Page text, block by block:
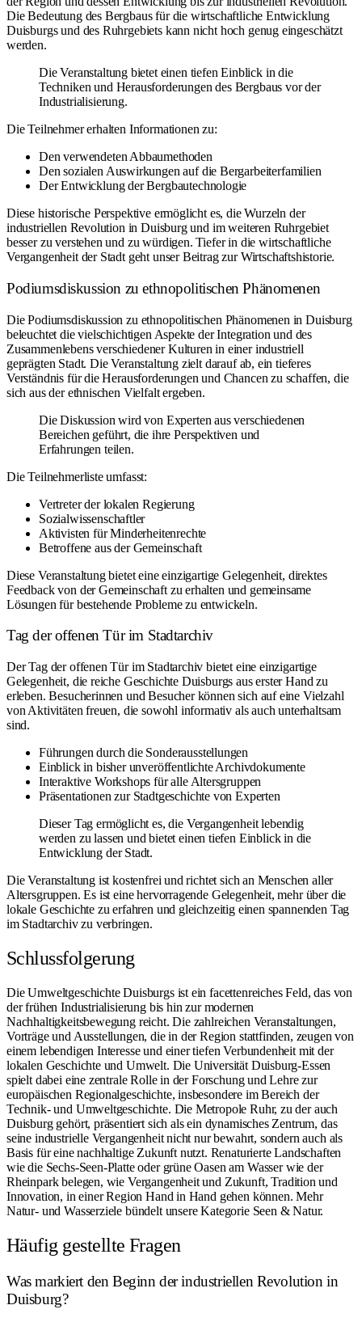
Die Bedeutung des Bergbaus für die wirtschaftliche Entwicklung
Duisburgs und des Ruhrgebiets kann nicht hoch genug eingeschätzt
werden.
Die Veranstaltung bietet einen tiefen Einblick in die
Techniken und Herausforderungen des Bergbaus vor der
Industrialisierung.
Die Teilnehmer erhalten Informationen zu:
Den verwendeten Abbaumethoden
Den sozialen Auswirkungen auf die Bergarbeiterfamilien
Der Entwicklung der Bergbautechnologie
Diese historische Perspektive ermöglicht es, die Wurzeln der
industriellen Revolution in Duisburg und im weiteren Ruhrgebiet
besser zu verstehen und zu würdigen. Tiefer in die wirtschaftliche
Vergangenheit der Stadt geht unser Beitrag zurWirtschaftshistorie.
Podiumsdiskussion zu ethnopolitischen Phänomenen
Die Podiumsdiskussion zu ethnopolitischen Phänomenen in Duisburg
beleuchtet die vielschichtigen Aspekte der Integration und des
Zusammenlebens verschiedener Kulturen in einer industriell
geprägten Stadt. Die Veranstaltung zielt darauf ab, ein tieferes
Verständnis für die Herausforderungen und Chancen zu schaffen, die
sich aus der ethnischen Vielfalt ergeben.
Die Diskussion wird von Experten aus verschiedenen
Bereichen geführt, die ihre Perspektiven und
Erfahrungen teilen.
Die Teilnehmerliste umfasst:
Vertreter der lokalen Regierung
Sozialwissenschaftler
Aktivisten für Minderheitenrechte
Betroffene aus der Gemeinschaft
Diese Veranstaltung bietet eine einzigartige Gelegenheit, direktes
Feedback von der Gemeinschaft zu erhalten und gemeinsame
Lösungen für bestehende Probleme zu entwickeln.
Tag der offenen Tür im Stadtarchiv
Der Tag der offenen Tür im Stadtarchiv bietet eine einzigartige
Gelegenheit, die reiche Geschichte Duisburgs aus erster Hand zu
erleben. Besucherinnen und Besucher können sich auf eine Vielzahl
von Aktivitäten freuen, die sowohl informativ als auch unterhaltsam
sind.
Führungen durch die Sonderausstellungen
Einblick in bisher unveröffentlichte Archivdokumente
Interaktive Workshops für alle Altersgruppen
Präsentationen zur Stadtgeschichte von Experten
Dieser Tag ermöglicht es, die Vergangenheit lebendig
werden zu lassen und bietet einen tiefen Einblick in die
Entwicklung der Stadt.
Die Veranstaltung ist kostenfrei und richtet sich an Menschen aller
Altersgruppen. Es ist eine hervorragende Gelegenheit, mehr über die
lokale Geschichte zu erfahren und gleichzeitig einen spannenden Tag
im Stadtarchiv zu verbringen.
Schlussfolgerung
Die Umweltgeschichte Duisburgs ist ein facettenreiches Feld, das von
der frühen Industrialisierung bis hin zur modernen
Nachhaltigkeitsbewegung reicht. Die zahlreichen Veranstaltungen,
Vorträge und Ausstellungen, die in der Region stattfinden, zeugen von
einem lebendigen Interesse und einer tiefen Verbundenheit mit der
lokalen Geschichte und Umwelt. Die Universität Duisburg-Essen
spielt dabei eine zentrale Rolle in der Forschung und Lehre zur
europäischen Regionalgeschichte, insbesondere im Bereich der
Technik- und Umweltgeschichte. Die Metropole Ruhr, zu der auch
Duisburg gehört, präsentiert sich als ein dynamisches Zentrum, das
seine industrielle Vergangenheit nicht nur bewahrt, sondern auch als
Basis für eine nachhaltige Zukunft nutzt. Renaturierte Landschaften
wie die Sechs-Seen-Platteoder grüne Oasen am Wasser wie der
Rheinparkbelegen, wie Vergangenheit und Zukunft, Tradition und
Innovation, in einer Region Hand in Hand gehen können. Mehr
Natur- und Wasserziele bündelt unsere Kategorie Seen & Natur.
Häufig gestellte Fragen
Was markiert den Beginn der industriellen Revolution in
Duisburg?